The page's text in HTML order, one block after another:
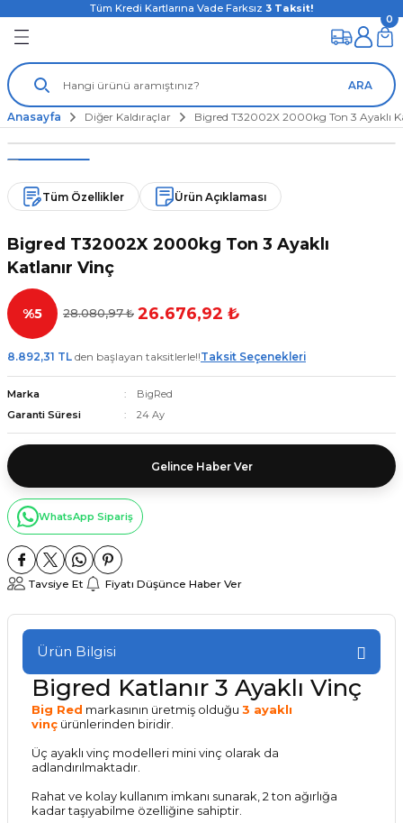
Tüm Kredi Kartlarına Vade Farksız 3 Taksit!
ARA
0
Anasayfa Diğer Kaldıraçlar Bigred T32002X 2000kg Ton 3 Ayaklı
Tüm Özellikler Ürün Açıklaması
Bigred T32002X 2000kg Ton 3 Ayaklı
Katlanır Vinç
%5 28.080,97 ₺ 26.676,92 ₺
8.892,31 TL den başlayan taksitlerle!!Taksit Seçenekleri
Marka
BigRed
Garanti Süresi
24 Ay
Gelince Haber Ver
WhatsApp Sipariş
Tavsiye Et Fiyatı Düşünce Haber Ver
Ürün Bilgisi
Bigred Katlanır 3 Ayaklı Vinç
Big Red markasının üretmiş olduğu 3 ayaklı
vinç ürünlerinden biridir.
Üç ayaklı vinç modelleri mini vinç olarak da
adlandırılmaktadır.
Rahat ve kolay kullanım imkanı sunarak, 2 ton ağırlığa
kadar taşıyabilme özelliğine sahiptir.